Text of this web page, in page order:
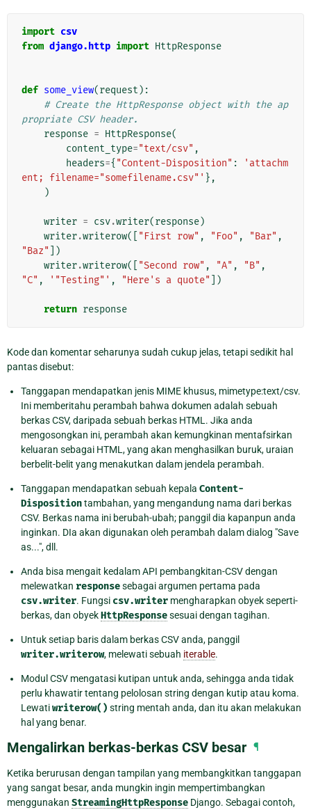
import csv
from django.http import HttpResponse
def some_view(request ):
# Create the HttpResponse object with the ap
propriate CSV header.
response = HttpResponse(
content_type="text/csv" ,
headers={ "Content-Disposition" :
'attachm
ent; filename="somefilename.csv"' },
)
writer = csv.writer(response)
writer.writerow([ "First row" , "Foo" , "Bar" ,
"Baz"
])
writer.writerow([ "Second row" , "A" , "B" ,
"C" , '"Testing"' , "Here's a quote" ])
return response
Kode dan komentar seharunya sudah cukup jelas, tetapi sedikit hal
pantas disebut:
Tanggapan mendapatkan jenis MIME khusus, mimetype:text/csv.
Ini memberitahu perambah bahwa dokumen adalah sebuah
berkas CSV, daripada sebuah berkas HTML. Jika anda
mengosongkan ini, perambah akan kemungkinan mentafsirkan
keluaran sebagai HTML, yang akan menghasilkan buruk, uraian
berbelit-belit yang menakutkan dalam jendela perambah.
Tanggapan mendapatkan sebuah kepala Content-
Dispositiontambahan, yang mengandung nama dari berkas
CSV. Berkas nama ini berubah-ubah; panggil dia kapanpun anda
inginkan. DIa akan digunakan oleh perambah dalam dialog "Save
as...", dll.
Anda bisa mengait kedalam API pembangkitan-CSV dengan
melewatkan responsesebagai argumen pertama pada
csv.writer. Fungsi csv.writer mengharapkan obyek seperti-
berkas, dan obyekHttpResponsesesuai dengan tagihan.
Untuk setiap baris dalam berkas CSV anda, panggil
writer.writerow, melewati sebuah iterable.
Modul CSV mengatasi kutipan untuk anda, sehingga anda tidak
perlu khawatir tentang pelolosan string dengan kutip atau koma.
Lewatiwriterow() string mentah anda, dan itu akan melakukan
hal yang benar.
Mengalirkan berkas-berkas CSV besar ¶
Ketika berurusan dengan tampilan yang membangkitkan tanggapan
yang sangat besar, anda mungkin ingin mempertimbangkan
menggunakan StreamingHttpResponse Django. Sebagai contoh,